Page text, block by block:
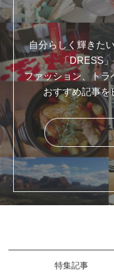
自分らしく輝きた
「DRESS
ファッション、トラ
おすすめ記事を
特集記事